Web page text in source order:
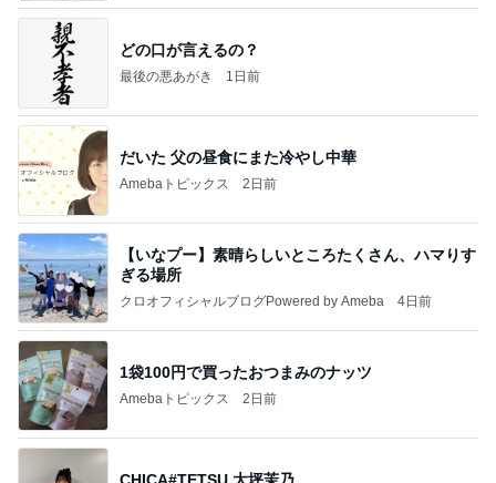
どの口が言えるの？
最後の悪あがき 1日前
だいた 父の昼食にまた冷やし中華
Amebaトピックス 2日前
【いなプー】素晴らしいところたくさん、ハマりす
ぎる場所
クロオフィシャルブログPowered by Ameba 4日前
1袋100円で買ったおつまみのナッツ
Amebaトピックス 2日前
CHICA#TETSU 大坪茉乃